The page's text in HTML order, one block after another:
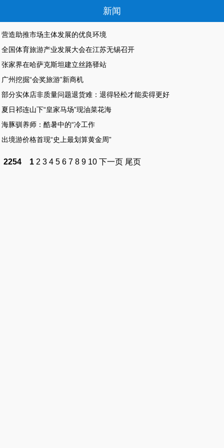
新闻
营造助推市场主体发展的优良环境
全国体育旅游产业发展大会在江苏无锡召开
张家界在哈萨克斯坦建立丝路驿站
广州挖掘“会奖旅游”新商机
部分实体店非质量问题退货难：退得轻松才能卖得更好
夏日祁连山下“皇家马场”现油菜花海
海豚驯养师：酷暑中的“冷工作
出境游价格首现“史上最划算黄金周”
2254 1 2 3 4 5 6 7 8 9 10 下一页 尾页